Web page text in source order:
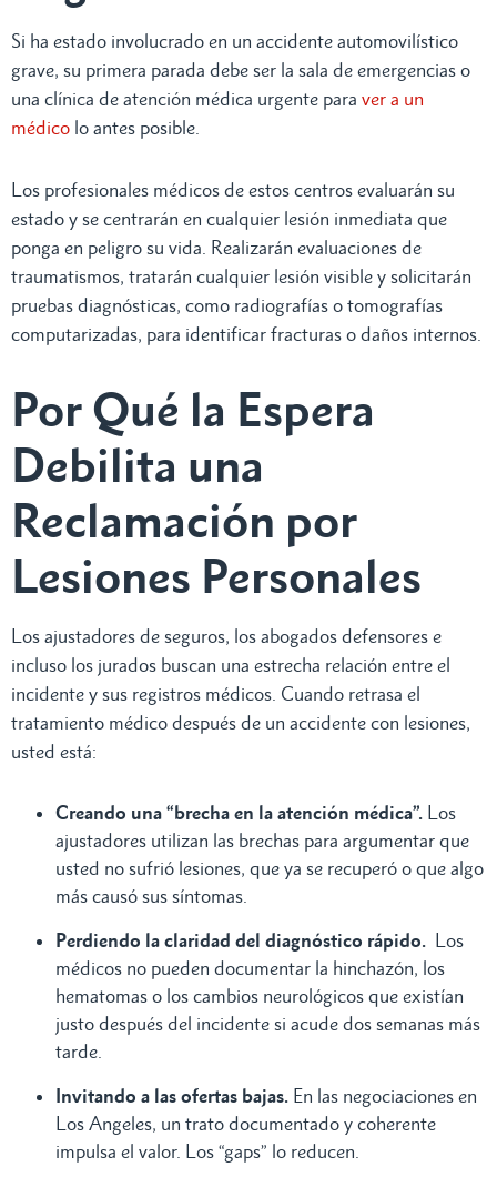
Si ha estado involucrado en un accidente automovilístico
grave, su primera parada debe ser la sala de emergencias o
una clínica de atención médica urgente para ver a un
médico lo antes posible.
Los profesionales médicos de estos centros evaluarán su
estado y se centrarán en cualquier lesión inmediata que
ponga en peligro su vida. Realizarán evaluaciones de
traumatismos, tratarán cualquier lesión visible y solicitarán
pruebas diagnósticas, como radiografías o tomografías
computarizadas, para identificar fracturas o daños internos.
Por Qué la Espera
Debilita una
Reclamación por
Lesiones Personales
Los ajustadores de seguros, los abogados defensores e
incluso los jurados buscan una estrecha relación entre el
incidente y sus registros médicos. Cuando retrasa el
tratamiento médico después de un accidente con lesiones,
usted está:
Creando una “brecha en la atención médica”. Los
ajustadores utilizan las brechas para argumentar que
usted no sufrió lesiones, que ya se recuperó o que algo
más causó sus síntomas.
Perdiendo la claridad del diagnóstico rápido. Los
médicos no pueden documentar la hinchazón, los
hematomas o los cambios neurológicos que existían
justo después del incidente si acude dos semanas más
tarde.
Invitando a las ofertas bajas. En las negociaciones en
Los Angeles, un trato documentado y coherente
impulsa el valor. Los “gaps” lo reducen.